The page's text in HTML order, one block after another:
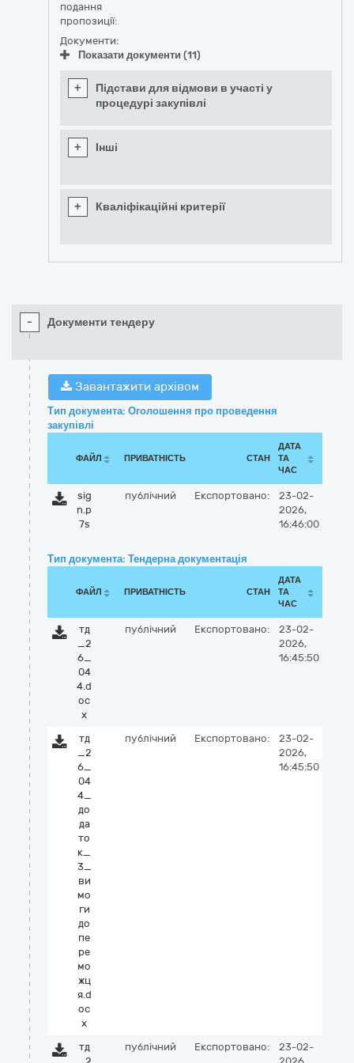
подання
пропозиції:
Документи:
Показати документи (11)
+
Підстави для відмови в участі у
процедурі закупівлі
+ Інші
+ Кваліфікаційні критерії
- Документи тендеру
Завантажити архівом
Тип документа: Оголошення про проведення
закупівлі
ФАЙЛ ПРИВАТНІСТЬ СТАН
ДАТА
ТА
ЧАС
sig
n.p
7s
публічний Експортовано:
23-02-
2026,
16:46:00
Тип документа: Тендерна документація
ФАЙЛ ПРИВАТНІСТЬ СТАН
ДАТА
ТА
ЧАС
тд
_2
6_
04
4.d
oc
x
публічний Експортовано:
23-02-
2026,
16:45:50
тд
_2
6_
04
4_
до
да
то
к_
3_
ви
мо
ги
до
пе
ре
мо
жц
я.d
oc
x
публічний Експортовано:
23-02-
2026,
16:45:50
тд
публічний Експортовано:
23-02-